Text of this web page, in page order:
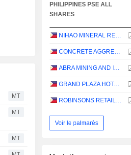
MT
MT
MT
PHILIPPINES PSE ALL
SHARES
NIHAO MINERAL RESOURCES INTERNATIONAL, INC.
CONCRETE AGGREGATES CORPORATION
ABRA MINING AND INDUSTRIAL CORPORATION
GRAND PLAZA HOTEL CORPORATION
ROBINSONS RETAIL HOLDINGS, INC.
Voir le palmarès